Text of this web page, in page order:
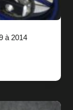
à 2014